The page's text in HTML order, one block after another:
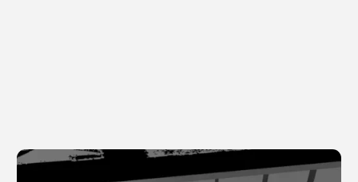
ロボットがRFIDの真の可能性を引き出す方法
スキャナー
在庫管理